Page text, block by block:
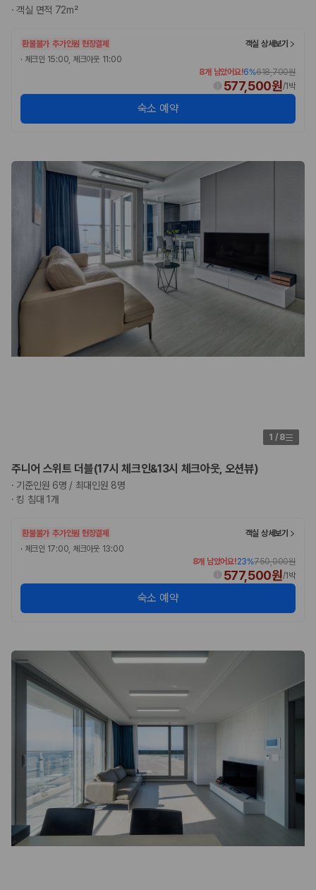
·객실 면적 72m²
환불불가 추가인원 현장결제
객실 상세보기
· 체크인 15:00, 체크아웃 11:00
8개 남았어요!6%618,700원
577,500원/1박
숙소 예약
1 / 8
주니어 스위트 더블(17시 체크인&13시 체크아웃, 오션뷰)
· 기준인원 6명 / 최대인원 8명
·킹 침대 1개
환불불가 추가인원 현장결제
객실 상세보기
· 체크인 17:00, 체크아웃 13:00
8개 남았어요!23%750,000원
577,500원/1박
숙소 예약